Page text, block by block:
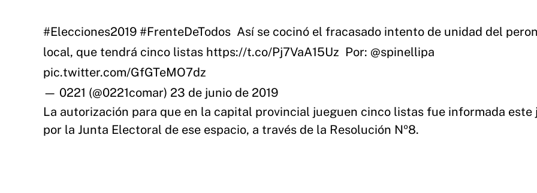
#Elecciones2019 #FrenteDeTodos
Así se cocinó el fracasado intento de unidad del
local, que tendrá cinco listas https://t.co/Pj7VaA15Uz ️ Por: @spinellipa
pic.twitter.com/GfGTeMO7dz
— 0221 (@0221comar) 23 de junio de 2019
La autorización para que en la capital provincial jueguen cinco listas fue informada este
por la Junta Electoral de ese espacio, a través de la Resolución Nº8.